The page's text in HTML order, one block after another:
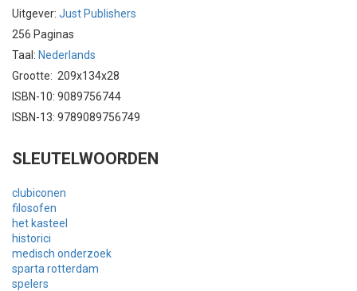
Uitgever: Just Publishers
256 Paginas
Taal: Nederlands
Grootte: 209x134x28
ISBN-10: 9089756744
ISBN-13: 9789089756749
SLEUTELWOORDEN
clubiconen
filosofen
het kasteel
historici
medisch onderzoek
sparta rotterdam
spelers